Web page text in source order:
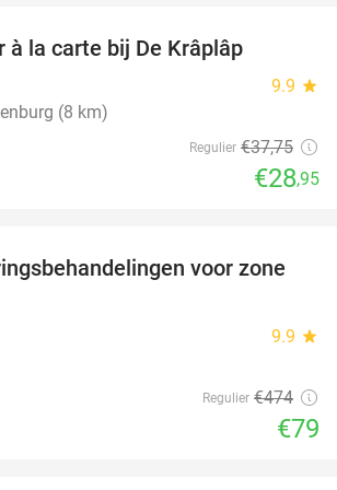
à la carte bij De Krâplâp
9.9 star
(8 km)
Regulier €37,75
€28,95
83%
voor zone
9.9 star
Regulier €474
€79